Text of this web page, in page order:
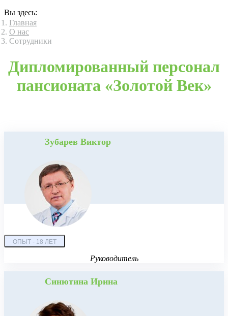
Вы здесь:
Главная
О нас
Сотрудники
Дипломированный персонал
пансионата «Золотой Век»
Зубарев Виктор
ОПЫТ - 18 ЛЕТ
Руководитель
Синютина Ирина